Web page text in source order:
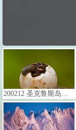
200212 圣克鲁斯岛的查尔斯达尔文研究站内从卵中孵化出来的平松岛龟，厄瓜多尔加拉帕戈斯群岛 (© Pete Oxford/Minden Pictures)